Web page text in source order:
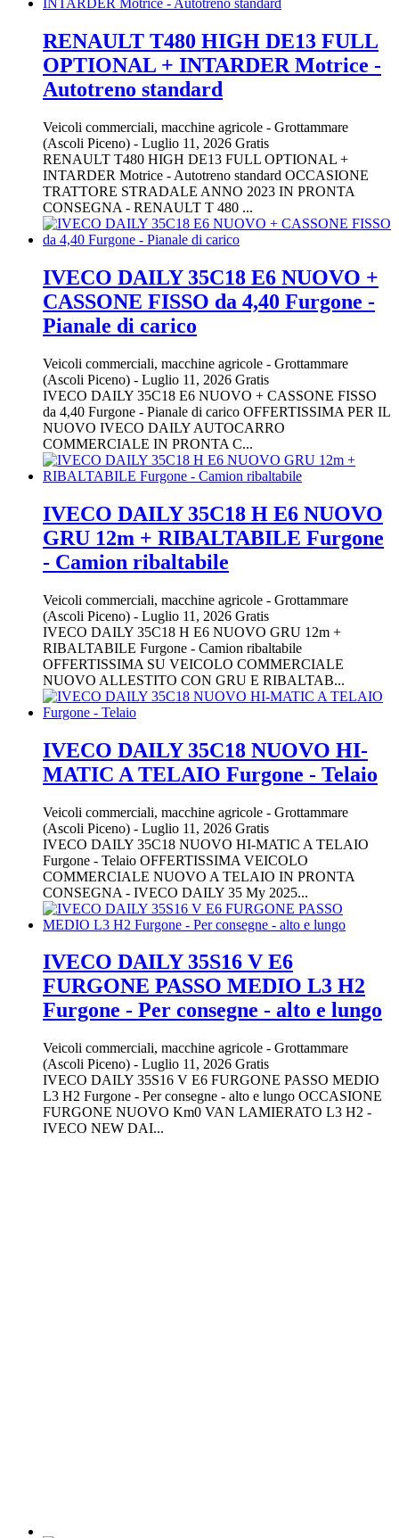
RENAULT T480 HIGH DE13 FULL
OPTIONAL + INTARDER Motrice -
Autotreno standard
Veicoli commerciali, macchine agricole - Grottammare
(Ascoli Piceno) - Luglio 11, 2026 Gratis
RENAULT T480 HIGH DE13 FULL OPTIONAL +
INTARDER Motrice - Autotreno standard OCCASIONE
TRATTORE STRADALE ANNO 2023 IN PRONTA
CONSEGNA - RENAULT T 480 ...
IVECO DAILY 35C18 E6 NUOVO +
CASSONE FISSO da 4,40 Furgone -
Pianale di carico
Veicoli commerciali, macchine agricole - Grottammare
(Ascoli Piceno) - Luglio 11, 2026 Gratis
IVECO DAILY 35C18 E6 NUOVO + CASSONE FISSO
da 4,40 Furgone - Pianale di carico OFFERTISSIMA PER IL
NUOVO IVECO DAILY AUTOCARRO
COMMERCIALE IN PRONTA C...
IVECO DAILY 35C18 H E6 NUOVO
GRU 12m + RIBALTABILE Furgone
- Camion ribaltabile
Veicoli commerciali, macchine agricole - Grottammare
(Ascoli Piceno) - Luglio 11, 2026 Gratis
IVECO DAILY 35C18 H E6 NUOVO GRU 12m +
RIBALTABILE Furgone - Camion ribaltabile
OFFERTISSIMA SU VEICOLO COMMERCIALE
NUOVO ALLESTITO CON GRU E RIBALTAB...
IVECO DAILY 35C18 NUOVO HI-
MATIC A TELAIO Furgone - Telaio
Veicoli commerciali, macchine agricole - Grottammare
(Ascoli Piceno) - Luglio 11, 2026 Gratis
IVECO DAILY 35C18 NUOVO HI-MATIC A TELAIO
Furgone - Telaio OFFERTISSIMA VEICOLO
COMMERCIALE NUOVO A TELAIO IN PRONTA
CONSEGNA - IVECO DAILY 35 My 2025...
IVECO DAILY 35S16 V E6
FURGONE PASSO MEDIO L3 H2
Furgone - Per consegne - alto e lungo
Veicoli commerciali, macchine agricole - Grottammare
(Ascoli Piceno) - Luglio 11, 2026 Gratis
IVECO DAILY 35S16 V E6 FURGONE PASSO MEDIO
L3 H2 Furgone - Per consegne - alto e lungo OCCASIONE
FURGONE NUOVO Km0 VAN LAMIERATO L3 H2 -
IVECO NEW DAI...